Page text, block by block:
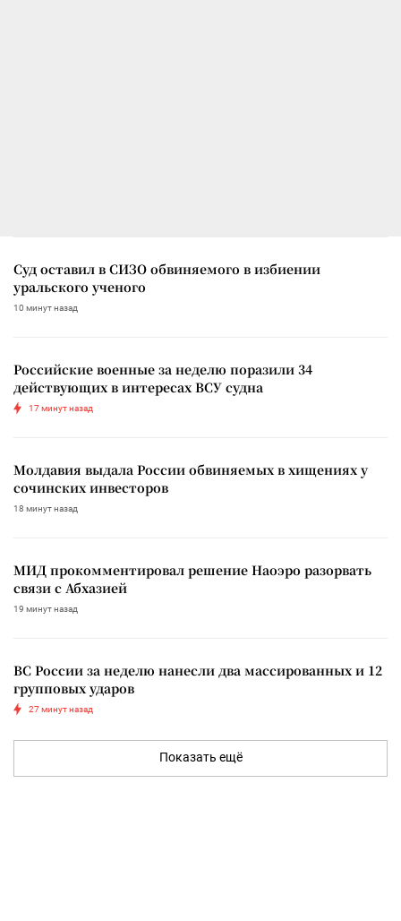
Суд оставил в СИЗО обвиняемого в избиении
уральского ученого
10 минут назад
Российские военные за неделю поразили 34
действующих в интересах ВСУ судна
17 минут назад
Молдавия выдала России обвиняемых в хищениях у
сочинских инвесторов
18 минут назад
МИД прокомментировал решение Наоэро разорвать
связи с Абхазией
19 минут назад
ВС России за неделю нанесли два массированных и 12
групповых ударов
27 минут назад
Показать ещё